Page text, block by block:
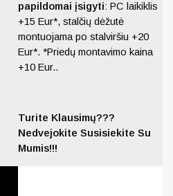
papildomai įsigyti: PC laikiklis
+15 Eur*, stalčių dėžutė
montuojama po stalviršiu +20
Eur*. *Priedų montavimo kaina
+10 Eur..
Turite Klausimų???
Nedvejokite Susisiekite Su
Mumis!!!